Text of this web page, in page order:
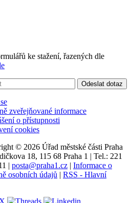
ke stažení, řazených dle
Odeslat dotaz
zveřejňované informace
o přístupnosti
cookies
© 2026 Úřad městské části Praha
18, 115 68 Praha 1 | Tel.: 221
| posta@praha1.cz | Informace o
osobních údajů | RSS - Hlavní